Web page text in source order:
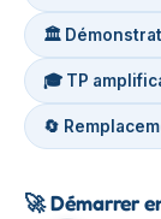
🏛️
🎓 TP
🔄
🚀Démarrer